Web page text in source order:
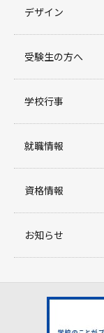
デザイン
受験生の方へ
学校行事
就職情報
資格情報
お知らせ